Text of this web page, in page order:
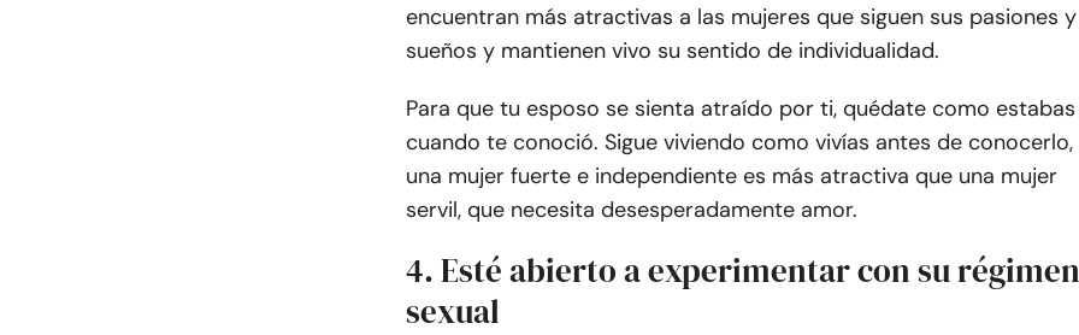
encuentran más atractivas a las mujeres que siguen sus pasiones y
sueños y mantienen vivo su sentido de individualidad.
Para que tu esposo se sienta atraído por ti, quédate como estabas
cuando te conoció. Sigue viviendo como vivías antes de conocerlo,
una mujer fuerte e independiente es más atractiva que una mujer
servil, que necesita desesperadamente amor.
4. Esté abierto a experimentar con su régimen
sexual